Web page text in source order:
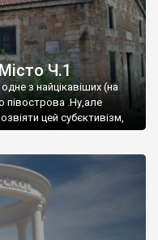
Ч.1
з найцікавіших (на
півострова .Ну,але
цей субєктивізм,